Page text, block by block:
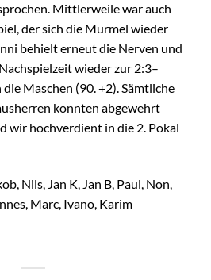
Mittlerweile war auch
der sich die Murmel wieder
behielt erneut die Nerven und
wieder zur 2:3–
Maschen (90. +2). Sämtliche
konnten abgewehrt
wir hochverdient in die 2. Pokal
Nils, Jan K, Jan B, Paul, Non,
Marc, Ivano, Karim